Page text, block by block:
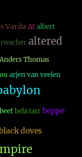
Varda AI albert
altered
Anders Thomas
arjen van veelen
beef bela tarr beppe
black doves